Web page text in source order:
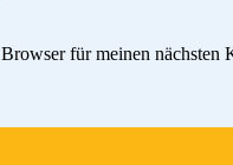
für meinen nächsten